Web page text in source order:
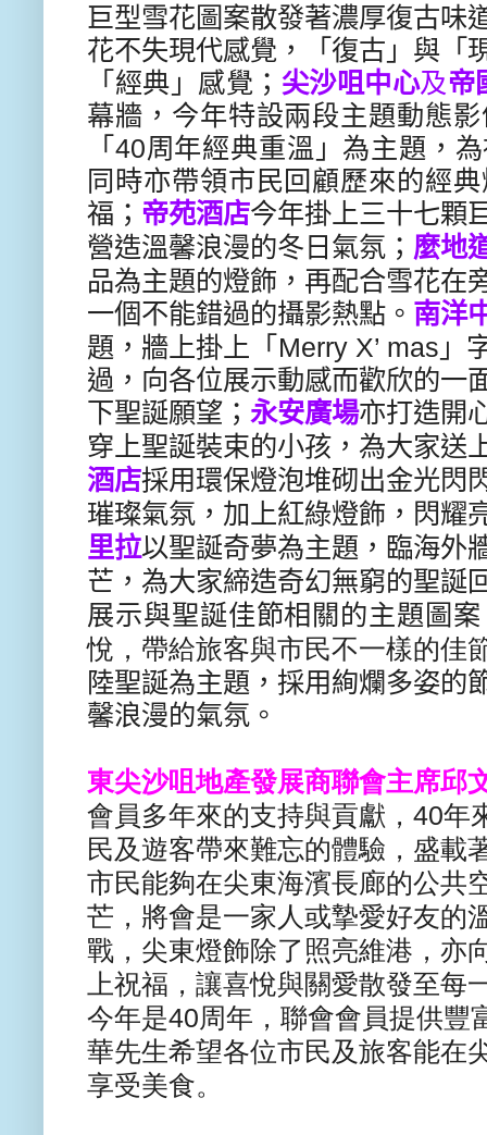
巨型雪花圖案散發著濃厚復古味
花不失現代感覺，「復古」與「
「經典」感覺； 尖沙咀中心及帝
幕牆， 今年特設兩段主題動態
「 40周年經典重溫」為主題，
同時亦帶領市民回 顧歷來的經
福； 帝苑酒店今年掛上三十七顆
營造溫馨浪漫的冬日氣氛； 麼地
品為主題的燈飾， 再配合雪花在
一個不能錯過的攝影熱點。 南洋
題，牆上掛上「 Merry X’ mas 」
過， 向各位展示動感而歡欣的一
下聖誕願望； 永安廣場亦打造開
穿上聖誕裝束的小孩， 為大家送
酒店採用環保燈泡堆砌出金光閃
璀璨氣氛，加上紅綠燈飾， 閃耀
里拉以聖誕奇夢為主題， 臨海外
芒， 為大家締造奇幻無窮的聖誕
展示與聖誕佳節相關的主題圖案
悅 ，帶給旅客與市民不一樣的佳
陸聖誕為主題， 採用絢爛多姿的
馨浪漫的氣氛。
東尖沙咀地產發展商聯會主席邱
會員多年來的支持與貢獻， 40年
民及遊客帶來難忘的體驗，盛載
市民能夠在尖東海濱長廊的公共
芒， 將會是一家人或摯愛好友的
戰， 尖東燈飾除了照亮維港， 亦
上祝福， 讓喜悅與關愛散發至每
今年是40周年，聯會會員提供豐
華先生希望各位市民及旅客能在
享受美食。